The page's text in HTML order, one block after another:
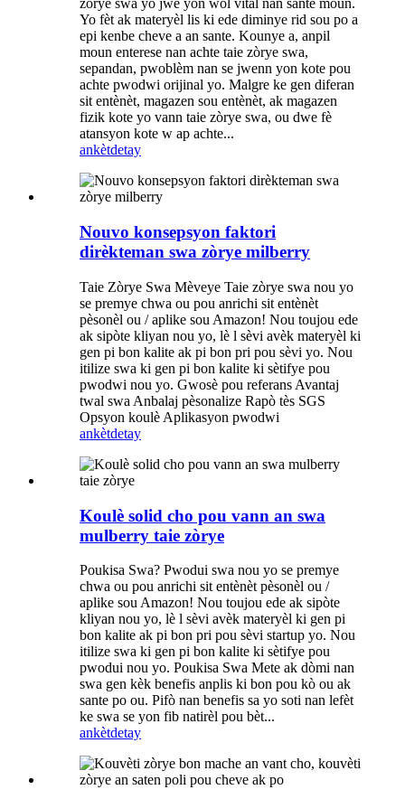
zòrye swa yo jwe yon wòl vital nan sante moun.
Yo fèt ak materyèl lis ki ede diminye rid sou po a
epi kenbe cheve a an sante. Kounye a, anpil
moun enterese nan achte taie zòrye swa,
sepandan, pwoblèm nan se jwenn yon kote pou
achte pwodwi orijinal yo. Malgre ke gen diferan
sit entènèt, magazen sou entènèt, ak magazen
fizik kote yo vann taie zòrye swa, ou dwe fè
atansyon kote w ap achte...
ankètdetay
Nouvo konsepsyon faktori
dirèkteman swa zòrye milberry
Taie Zòrye Swa Mèveye Taie zòrye swa nou yo
se premye chwa ou pou anrichi sit entènèt
pèsonèl ou / aplike sou Amazon! Nou toujou ede
ak sipòte kliyan nou yo, lè l sèvi avèk materyèl ki
gen pi bon kalite ak pi bon pri pou sèvi yo. Nou
itilize swa ki gen pi bon kalite ki sètifye pou
pwodwi nou yo. Gwosè pou referans Avantaj
twal swa Anbalaj pèsonalize Rapò tès SGS
Opsyon koulè Aplikasyon pwodwi
ankètdetay
Koulè solid cho pou vann an swa
mulberry taie zòrye
Poukisa Swa? Pwodui swa nou yo se premye
chwa ou pou anrichi sit entènèt pèsonèl ou /
aplike sou Amazon! Nou toujou ede ak sipòte
kliyan nou yo, lè l sèvi avèk materyèl ki gen pi
bon kalite ak pi bon pri pou sèvi startup yo. Nou
itilize swa ki gen pi bon kalite ki sètifye pou
pwodui nou yo. Poukisa Swa Mete ak dòmi nan
swa gen kèk benefis anplis ki bon pou kò ou ak
sante po ou. Pifò nan benefis sa yo soti nan lefèt
ke swa se yon fib natirèl pou bèt...
ankètdetay